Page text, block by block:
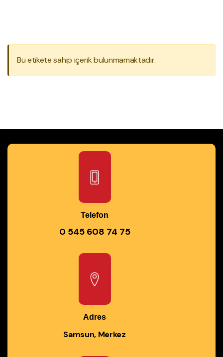
Bu etikete sahip içerik bulunmamaktadır.
Telefon
0 545 608 74 75
Adres
Samsun, Merkez